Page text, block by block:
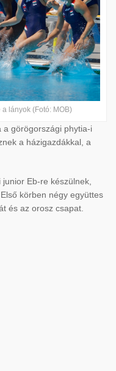
lányok (Fotó: MOB)
a görögországi phytia-i
a házigazdákkal, a
Eb-re készülnek,
körben négy együttes
és az orosz csapat.